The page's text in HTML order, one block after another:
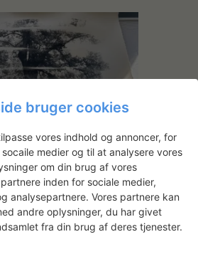
med
har arbejdet i SVFKs
og lille fotostudie med
Light fotografier af
bruger cookies
vores indhold og annoncer, for
medier og til at analysere vores
om din brug af vores
inden for sociale medier,
analysepartnere. Vores partnere kan
andre oplysninger, du har givet
fra din brug af deres tjenester.